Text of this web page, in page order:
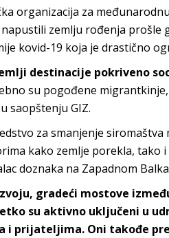
organizacija za
zemlju rođenja prošle
kovid-19 koja je drastično
destinacije pokriveno
su pogođene
saopštenju GIZ.
za smanjenje
kako zemlje porekla, tako i
doznaka na Zapadnom
gradeći mostove
su aktivno uključeni u
i prijateljima. Oni takođe